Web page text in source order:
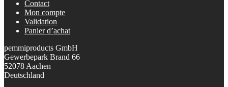
Contact
Mon compte
Validation
Panier d’achat
pemmiproducts GmbH
Gewerbepark Brand 66
52078 Aachen
Deutschland